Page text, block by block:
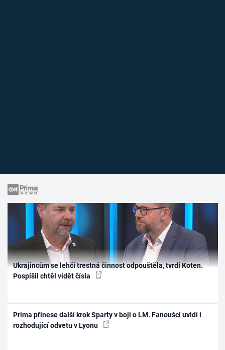
Ukrajincům se lehčí trestná činnost odpouštěla, tvrdí Koten.
Pospíšil chtěl vidět čísla
Prima přinese další krok Sparty v boji o LM. Fanoušci uvidí i
rozhodující odvetu v Lyonu